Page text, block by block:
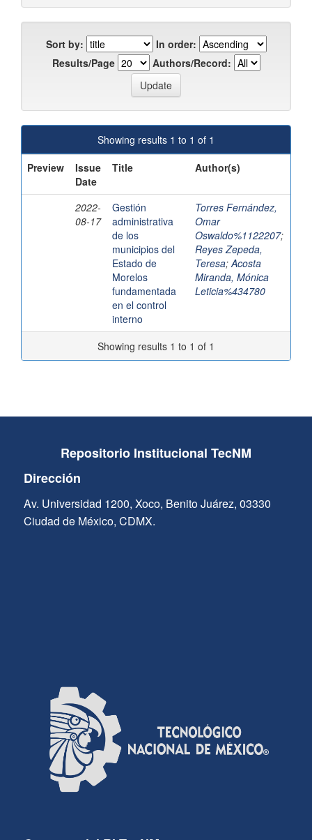
Sort by:
In order:
Results/Page
Authors/Record:
Showing results 1 to 1 of 1
Preview
Issue
Date
Title Author(s)
2022-
08-17
Gestión
administrativa
de los
municipios del
Estado de
Morelos
fundamentada
en el control
interno
Torres Fernández,
Omar
Oswaldo%1122207;
Reyes Zepeda,
Teresa;Acosta
Miranda, Mónica
Leticia%434780
Showing results 1 to 1 of 1
Repositorio Institucional TecNM
Dirección
Av. Universidad 1200, Xoco, Benito Juárez, 03330
Ciudad de México, CDMX.